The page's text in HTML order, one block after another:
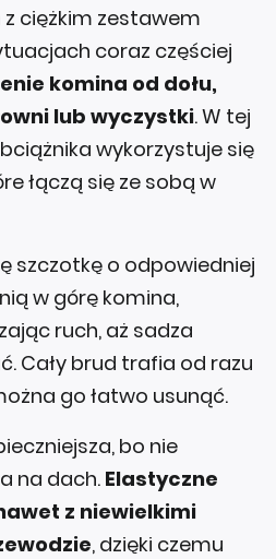
ciężkim zestawem
coraz częściej
komina od dołu,
lub wyczystki. W tej
wykorzystuje się
łączą się ze sobą w
szczotkę o odpowiedniej
w górę komina,
ruch, aż sadza
Cały brud trafia od razu
go łatwo usunąć.
bo nie
na dach. Elastyczne
z niewielkimi
, dzięki czemu